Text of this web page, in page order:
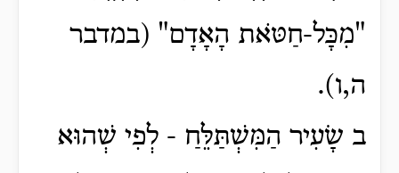
"מִכָּל-חַטֹּאת הָאָדָם" (במדבר
ה,ו).
ב שָׂעִיר הַמִּשְׁתַּלֵּחַ - לְפִי שְׁהוּא